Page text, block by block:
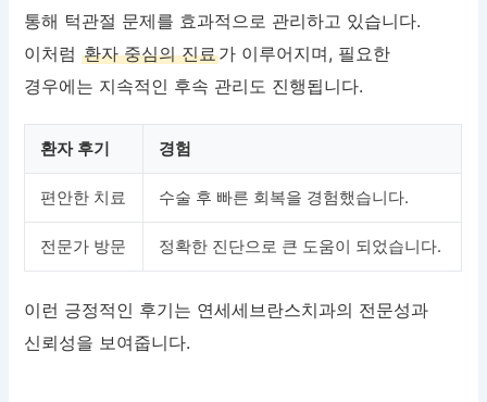
통해 턱관절 문제를 효과적으로 관리하고 있습니다.
이처럼환자 중심의 진료가 이루어지며, 필요한
경우에는 지속적인 후속 관리도 진행됩니다.
환자 후기 경험
편안한 치료 수술 후 빠른 회복을 경험했습니다.
전문가 방문 정확한 진단으로 큰 도움이 되었습니다.
이런 긍정적인 후기는 연세세브란스치과의 전문성과
신뢰성을 보여줍니다.